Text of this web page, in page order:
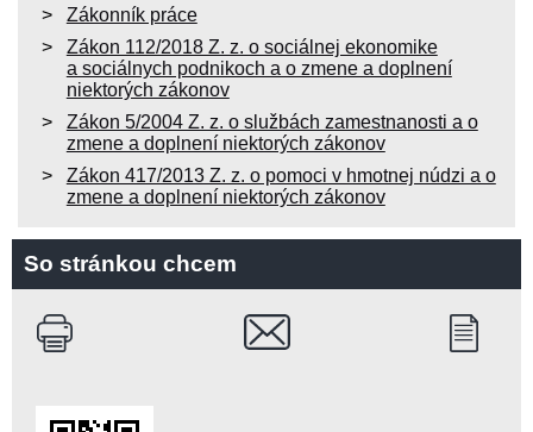
Zákonník práce
Zákon 112/2018 Z. z. o sociálnej ekonomike
a sociálnych podnikoch a o zmene a doplnení
niektorých zákonov
Zákon 5/2004 Z. z. o službách zamestnanosti a o
zmene a doplnení niektorých zákonov
Zákon 417/2013 Z. z. o pomoci v hmotnej núdzi a o
zmene a doplnení niektorých zákonov
So stránkou chcem